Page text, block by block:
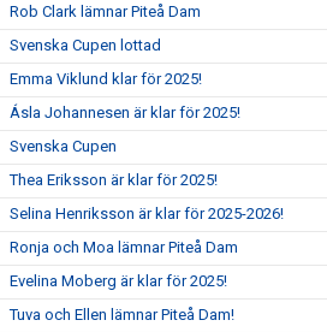
Rob Clark lämnar Piteå Dam
Svenska Cupen lottad
Emma Viklund klar för 2025!
Ásla Johannesen är klar för 2025!
Svenska Cupen
Thea Eriksson är klar för 2025!
Selina Henriksson är klar för 2025-2026!
Ronja och Moa lämnar Piteå Dam
Evelina Moberg är klar för 2025!
Tuva och Ellen lämnar Piteå Dam!